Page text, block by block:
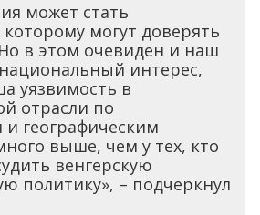
может стать
могут доверять
в этом очевиден и наш
интерес,
уязвимость в
отрасли по
географическим
выше, чем у тех, кто
венгерскую
политику», – подчеркнул